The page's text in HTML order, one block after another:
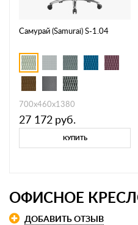
Самурай (Samurai) S-1.04
700х460х1380
27 172 руб.
КУПИТЬ
ОФИСНОЕ
ДОБАВИТЬ ОТЗЫВ